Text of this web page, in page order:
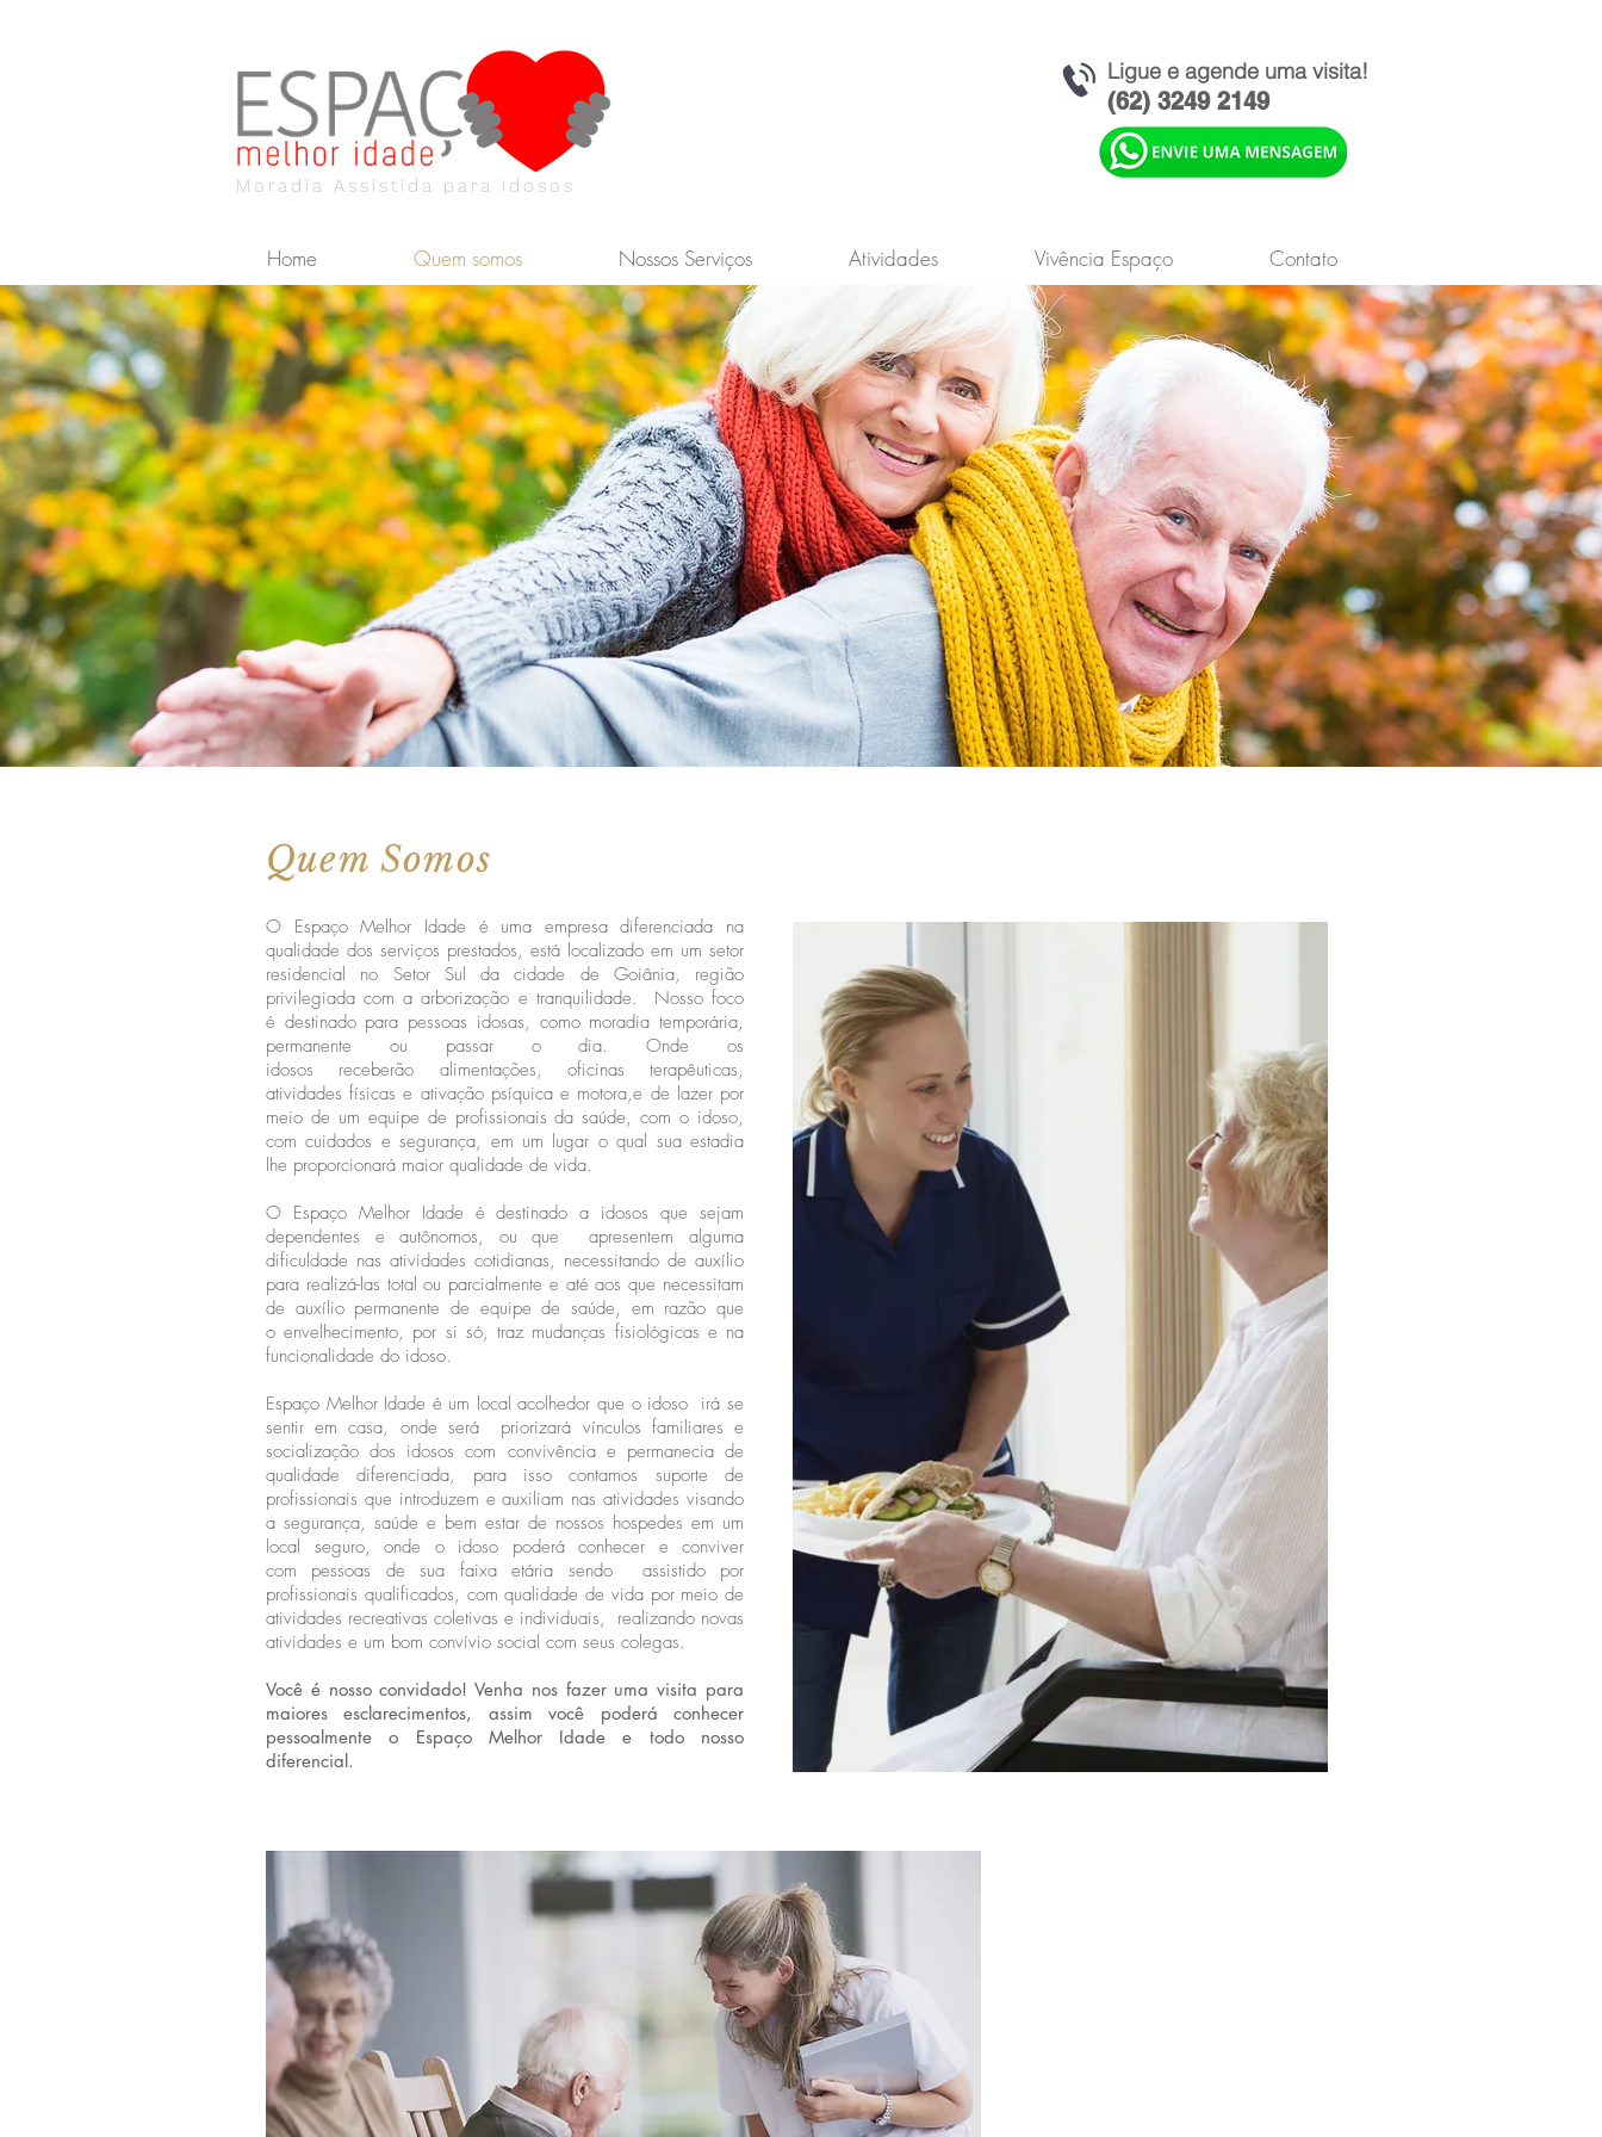
Moradia Assistida para Idosos
Ligue e agende uma visita!
(62) 3249 2149
Home Quem somos Nossos Serviços Atividades Vivência Espaço Contato
Quem Somos
O Espaço Melhor Idade é uma empresa diferenciada na
qualidade dos serviços prestados, está localizado em um setor
residencial no Setor Sul da cidade de Goiânia, região
privilegiada com a arborização e tranquilidade. Nosso foco
é destinado para pessoas idosas, como moradia temporária,
permanente ou passar o dia. Onde os
idosos receberão alimentações, oficinas terapêuticas,
atividades físicas e ativação psíquica e motora,e de lazer por
meio de um equipe de profissionais da saúde, com o idoso,
com cuidados e segurança, em um lugar o qual sua estadia
lhe proporcionará maior qualidade de vida.
O Espaço Melhor Idade é destinado a idosos que sejam
dependentes e autônomos, ou que apresentem alguma
dificuldade nas atividades cotidianas, necessitando de auxílio
para realizá-las total ou parcialmente e até aos que necessitam
de auxílio permanente de equipe de saúde, em razão que
o envelhecimento, por si só, traz mudanças fisiológicas e na
funcionalidade do idoso.
Espaço Melhor Idade é um local acolhedor que o idoso irá se
sentir em casa, onde será priorizará vínculos familiares e
socialização dos idosos com convivência e permanecia de
qualidade diferenciada, para isso contamos suporte de
profissionais que introduzem e auxiliam nas atividades visando
a segurança, saúde e bem estar de nossos hospedes em um
local seguro, onde o idoso poderá conhecer e conviver
com pessoas de sua faixa etária sendo assistido por
profissionais qualificados, com qualidade de vida por meio de
atividades recreativas coletivas e individuais, realizando novas
atividades e um bom convívio social com seus colegas.
Você é nosso convidado! Venha nos fazer uma visita para
maiores esclarecimentos, assim você poderá conhecer
pessoalmente o Espaço Melhor Idade e todo nosso
diferencial.